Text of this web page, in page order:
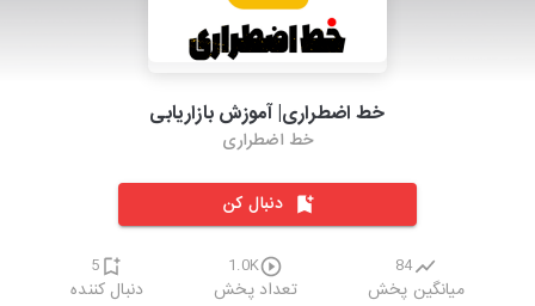
خط اضطراری| آموزش بازاریابی
خط اضطراری
دنبال کن
84
میانگین پخش
1.0K
تعداد پخش
5
دنبال کننده